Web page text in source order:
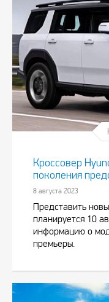
Кроссовер
поколения
8 августа 2023
Представить
планируется 10
информацию о
премьеры.